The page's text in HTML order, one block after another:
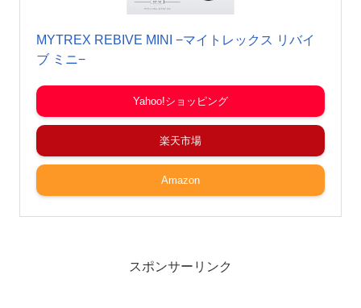
MYTREX REBIVE MINI −マイトレックス リバイ
ブ ミニ−
Yahoo!ショッピング
楽天市場
Amazon
スポンサーリンク